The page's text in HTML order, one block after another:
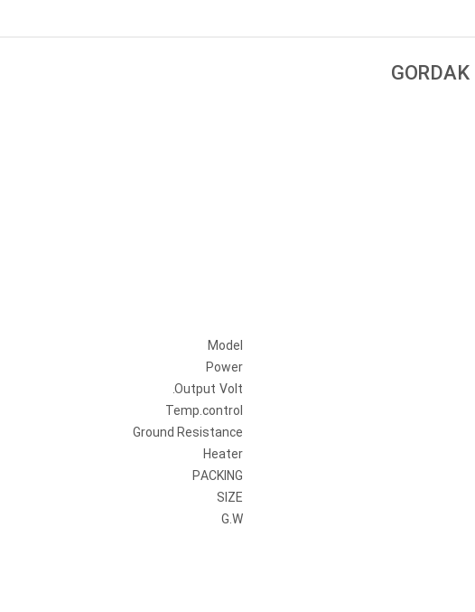
Model
Power
Output Volt.
Temp.control
Ground Resistance
Heater
PACKING
SIZE
G.W